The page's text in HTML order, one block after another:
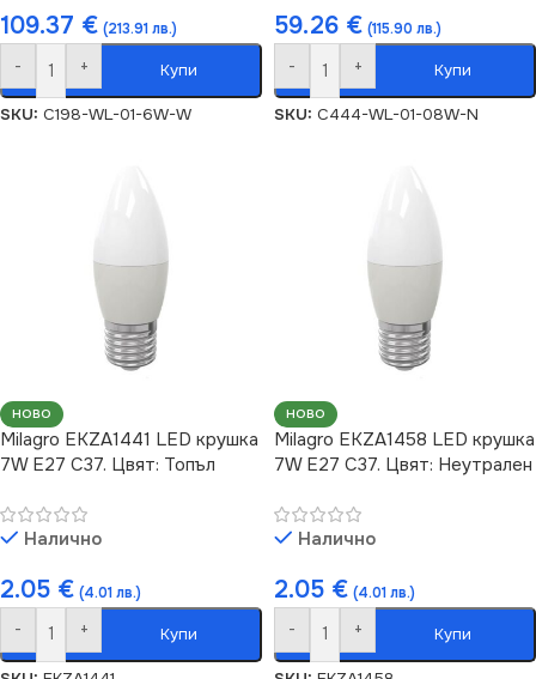
109.37 € (213.91 лв.)
- + Купи
SKU: C198-WL-01-6W-W
59.26 € (115.90 лв.)
- + Купи
SKU: C444-WL-01-08W-N
НОВО
Milagro EKZA1441 LED крушка
7W E27 C37. Цвят: Топъл
Налично
2.05 € (4.01 лв.)
- + Купи
НОВО
Milagro EKZA1458 LED крушка
7W E27 C37. Цвят: Неутрален
Налично
2.05 € (4.01 лв.)
- + Купи